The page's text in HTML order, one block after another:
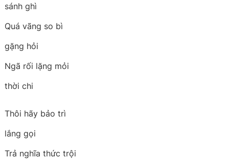
sánh ghì
Quá vãng so bì
gặng hỏi
Ngã rối lặng mỏi
thời chi
Thôi hãy bảo trì
lắng gọi
Trả nghĩa thức trội